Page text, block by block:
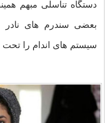
دستگاه تناسلی مبهم
بعضی سندرم های نادر
سیستم های اندام را تحت